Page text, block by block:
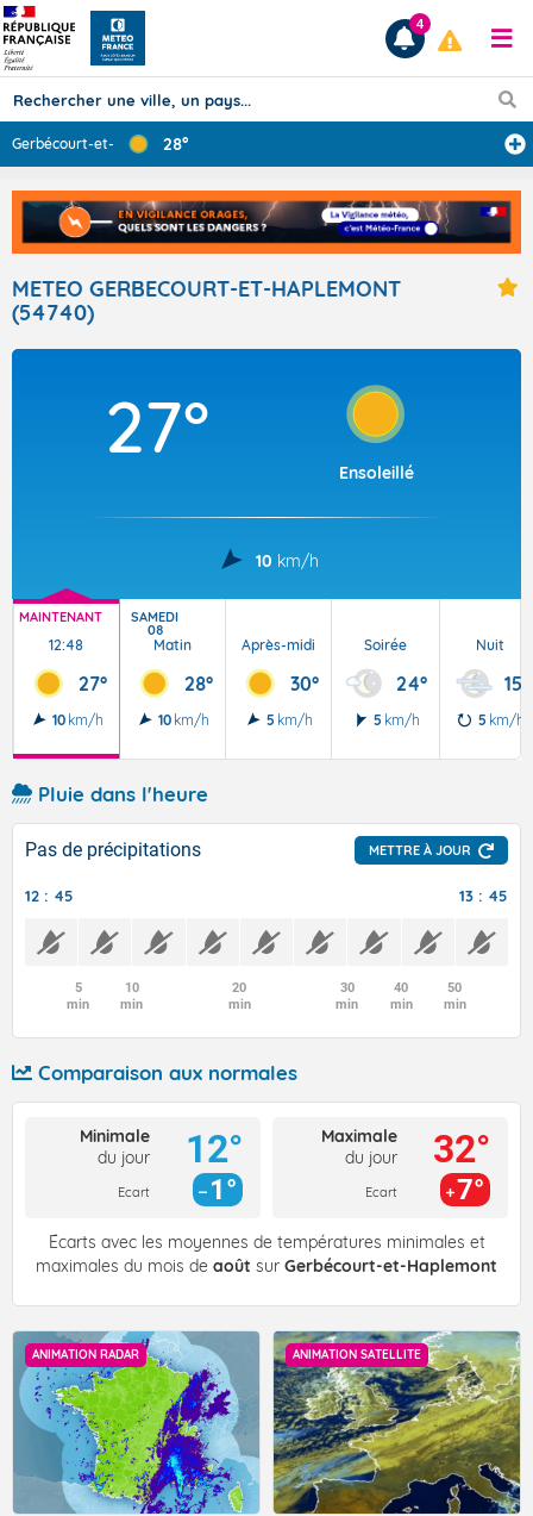
Prévisions
TOUS LES RÉSULTATS
4
Gerbécourt-et-H ... 28°
METEO GERBECOURT-ET-HAPLEMONT
(54740)
27°
Ensoleillé
10 km/h
MAINTENANT
12:48
27°
10 km/h
SAMEDI
08
Matin
28°
10 km/h
Après-midi
30°
5 km/h
Soirée
24°
5 km/h
Nuit
15°
5 km/h
Pluie dans l'heure
Pas de précipitations METTRE À JOUR
12 : 45 13 : 45
5
min
10
min
20
min
30
min
40
min
50
min
Comparaison aux normales
Minimale
du jour
Ecart
12°
1°
Maximale
du jour
Ecart
32°
7°
Écarts avec les moyennes de températures minimales et
maximales du mois de août sur Gerbécourt-et-Haplemont
ANIMATION RADAR ANIMATION SATELLITE